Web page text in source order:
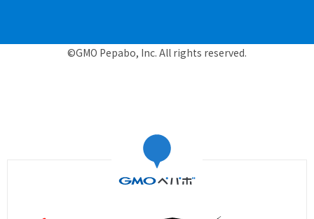
©GMO Pepabo, Inc. All rights reserved.